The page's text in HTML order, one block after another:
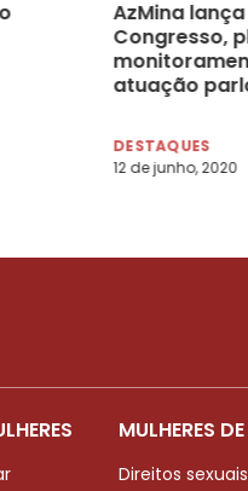
AzMina lança
Congresso,
atuação
DESTAQUES
12 de junho, 2020
MULHERES
Direitos